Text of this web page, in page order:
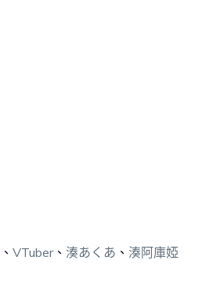
、 VTuber、 湊あくあ 、 湊阿庫婭